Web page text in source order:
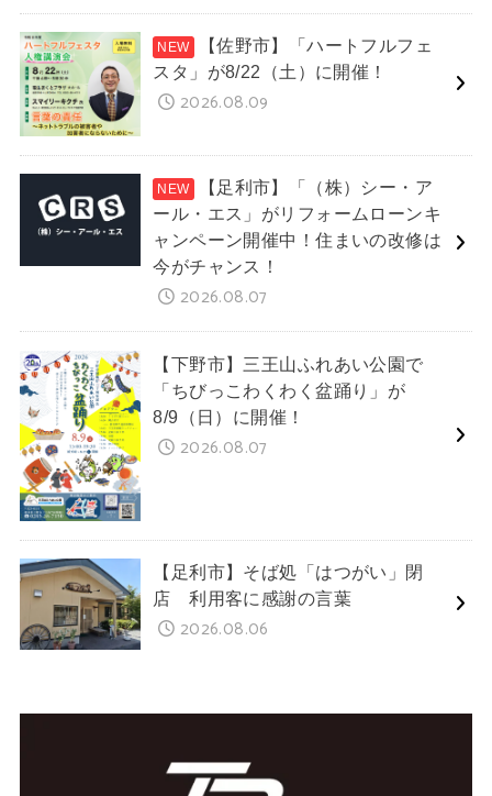
【佐野市】「ハートフルフェ
スタ」が8/22（土）に開催！
2026.08.09
【足利市】「（株）シー・ア
ール・エス」がリフォームローンキ
ャンペーン開催中！住まいの改修は
今がチャンス！
2026.08.07
【下野市】三王山ふれあい公園で
「ちびっこわくわく盆踊り」が
8/9（日）に開催！
2026.08.07
【足利市】そば処「はつがい」閉
店 利用客に感謝の言葉
2026.08.06